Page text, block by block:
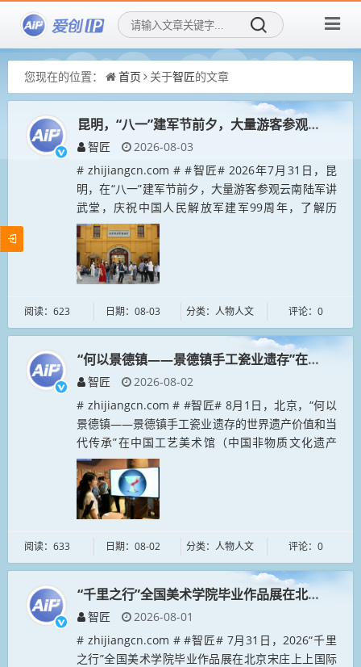
您现在的位置： 首页 关于智匠的文章
昆明，“八一”建军节前夕，大量游客参观云南陆
智匠
2026-08-03
# zhijiangcn.com # #智匠# 2026年7月31日，昆
明，在“八一”建军节前夕，大量游客参观云南陆军讲
武堂，庆祝中国人民解放军建军99周年，了解历
史，汲取奋进力量。...
阅读：623 日期：08-03 分类：人物人文 评论：0
“何以景德镇——景德镇手工瓷业遗存”在中国工
智匠
2026-08-02
# zhijiangcn.com # #智匠# 8月1日，北京，“何以
景德镇——景德镇手工瓷业遗存的世界遗产价值和当
代传承”在中国工艺美术馆（中国非物质文化遗产
馆）开展。7月25日，中国“景德镇手工瓷业遗存”列
入《世...
阅读：633 日期：08-02 分类：人物人文 评论：0
“千里之行”全国美术学院毕业作品展在北京宋庄
智匠
2026-08-01
# zhijiangcn.com # #智匠# 7月31日，2026“千里
之行”全国美术学院毕业作品展在北京宋庄上上国际